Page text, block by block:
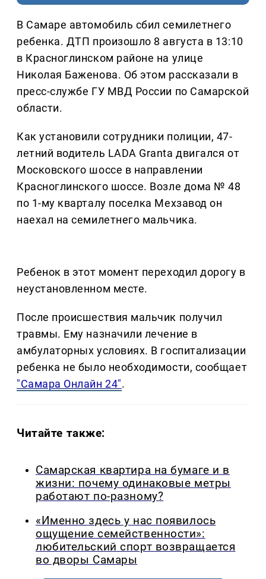
В Самаре автомобиль сбил семилетнего
ребенка. ДТП произошло 8 августа в 13:10
в Красноглинском районе на улице
Николая Баженова. Об этом рассказали в
пресс-службе ГУ МВД России по Самарской
области.
Как установили сотрудники полиции, 47-
летний водитель LADA Granta двигался от
Московского шоссе в направлении
Красноглинского шоссе. Возле дома № 48
по 1-му кварталу поселка Мехзавод он
наехал на семилетнего мальчика.
Ребенок в этот момент переходил дорогу в
неустановленном месте.
После происшествия мальчик получил
травмы. Ему назначили лечение в
амбулаторных условиях. В госпитализации
ребенка не было необходимости, сообщает
"Самара Онлайн 24".
Читайте также:
Самарская квартира на бумаге и в
жизни: почему одинаковые метры
работают по-разному?
«Именно здесь у нас появилось
ощущение семейственности»:
любительский спорт возвращается
во дворы Самары